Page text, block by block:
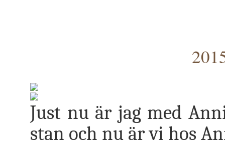
Just nu är jag med
stan och nu är vi hos